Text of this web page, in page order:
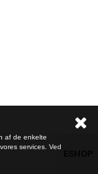
af de enkelte
services. Ved